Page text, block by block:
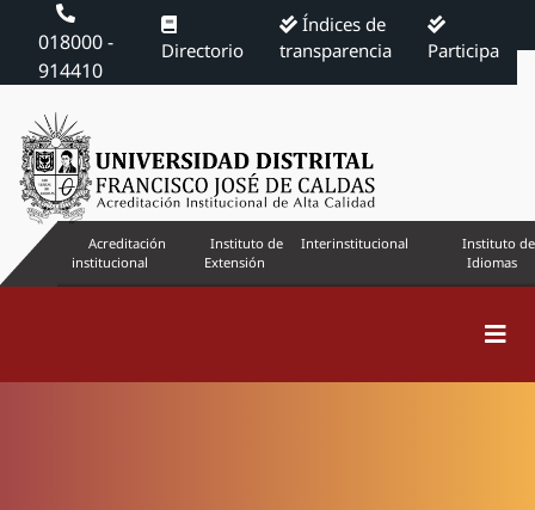
018000 -
914410
Directorio
Índices de
transparencia
Participa
Acreditación
institucional
Instituto de
Extensión
Interinstitucional
Instituto de
Idiomas